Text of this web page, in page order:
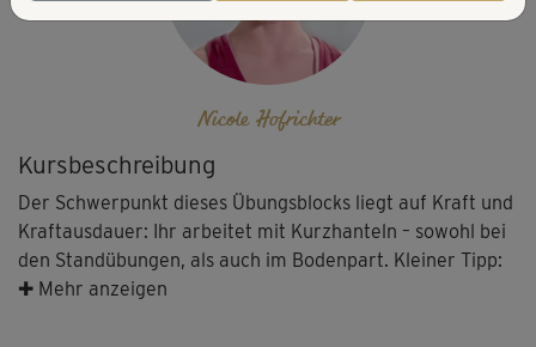
Kursbeschreibung
Der Schwerpunkt dieses Übungsblocks liegt auf Kraft und
Kraftausdauer: Ihr arbeitet mit Kurzhanteln – sowohl bei
den Standübungen, als auch im Bodenpart. Kleiner Tipp:
Beginne mit wenig Gewicht bzw. leichteren Hanteln,
✚ Mehr anzeigen
Nicole Hofrichter